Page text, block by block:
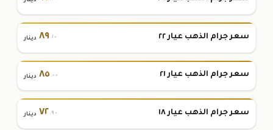
سعر جرام الذهب عيار ٢٢ ٨٩.١٠ دينار
سعر جرام الذهب عيار ٢١ ٨٥ .٠٠ دينار
سعر جرام الذهب عيار ١٨ ٧٢.٩٠ دينار